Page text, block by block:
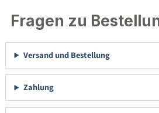
Fragen zu
Versand und Bestellung
Zahlung